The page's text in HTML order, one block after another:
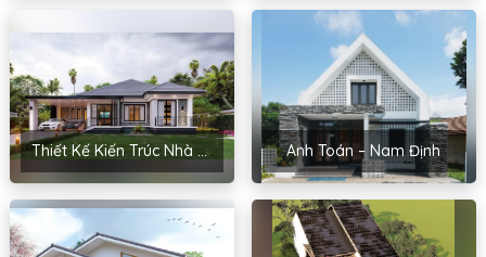
Thiết Kế Kiến Trúc Nhà Sân Vườn Của Chị Hoài – Thanh Miện, Hải Dương Anh Toán – Nam Định